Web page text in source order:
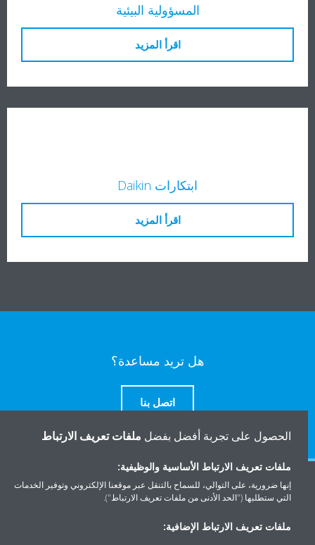
المسؤولية البيئية
اقرأ المزيد
ابتكارات Daikin
اقرأ المزيد
هل تريد مساعدة؟
اتصل بنا
المنتجات
الحصول على تجربة أفضل بفضل ملفات تعريف الارتباط
ملفات تعريف الارتباط الأساسية والوظيفية:
إنها ضرورية، على التوالي، للسماح بالتنقل عبر موقعنا الإلكتروني وتوفير الخدمات
التي ستطلبها ("الحد الأدنى من ملفات تعريف الارتباط").
ملفات تعريف الارتباط الإضافية: